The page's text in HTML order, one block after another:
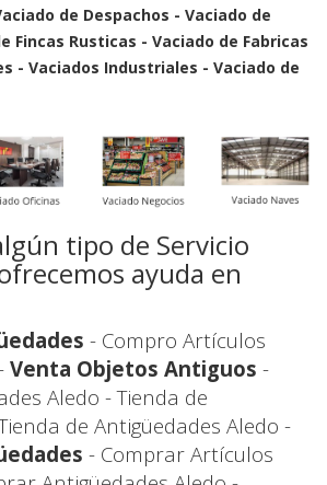
de Despachos - Vaciado de
Fincas Rusticas - Vaciado de Fabricas
- Vaciados Industriales - Vaciado de
tipo de Servicio
ayuda en
- Compro Artículos
Venta Objetos Antiguos -
Aledo - Tienda de
de Antigüedades Aledo -
- Comprar Artículos